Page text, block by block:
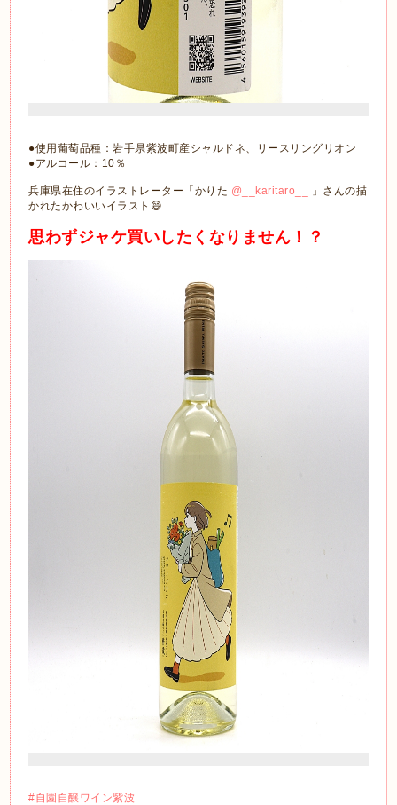
●使用葡萄品種：岩手県紫波町産シャルドネ、リースリングリオン
●アルコール：10％
兵庫県在住のイラストレーター「かりた @__karitaro__
」さんの描
かれたかわいいイラスト😄
思わずジャケ買いしたくなりません！？
#自園自醸ワイン紫波